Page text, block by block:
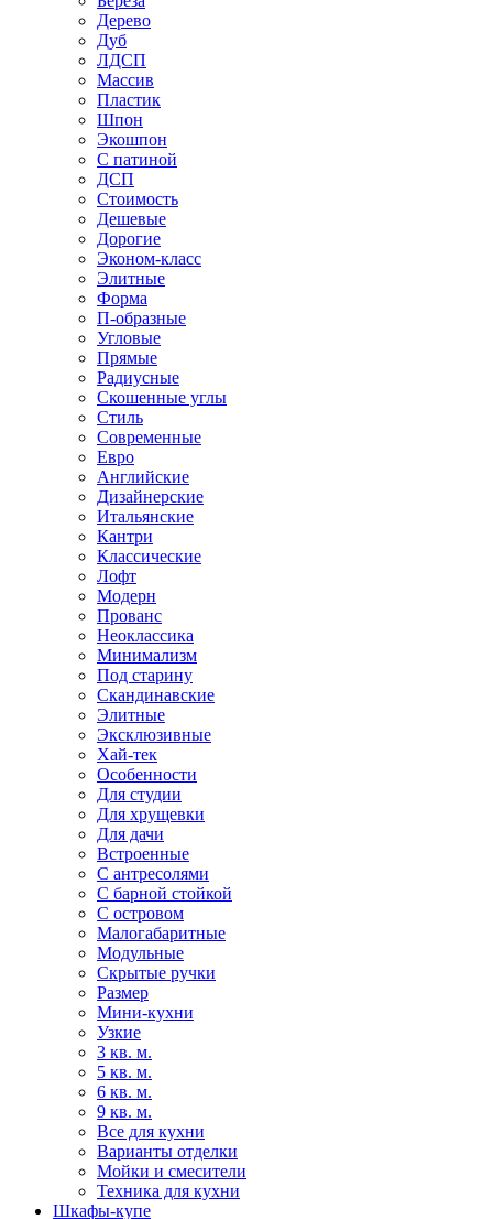
Дерево
Дуб
ЛДСП
Массив
Пластик
Шпон
Экошпон
С патиной
ДСП
Стоимость
Дешевые
Дорогие
Эконом-класс
Элитные
Форма
П-образные
Угловые
Прямые
Радиусные
Скошенные углы
Стиль
Современные
Евро
Английские
Дизайнерские
Итальянские
Кантри
Классические
Лофт
Модерн
Прованс
Неоклассика
Минимализм
Под старину
Скандинавские
Элитные
Эксклюзивные
Хай-тек
Особенности
Для студии
Для хрущевки
Для дачи
Встроенные
С антресолями
С барной стойкой
С островом
Малогабаритные
Модульные
Скрытые ручки
Размер
Мини-кухни
Узкие
3 кв. м.
5 кв. м.
6 кв. м.
9 кв. м.
Все для кухни
Варианты отделки
Мойки и смесители
Техника для кухни
Шкафы-купе